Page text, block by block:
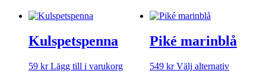
De
olika
alternativen
kan
Kulspetspenna
59 kr Lägg till i varukorg
Piké marinblå
549 kr Välj alternativDen